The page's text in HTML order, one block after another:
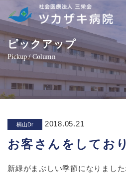
ピックアップ
Pickup / Column
楠山Dr 2018.05.21
お客さんをしてお
新緑がまぶしい季節になりました